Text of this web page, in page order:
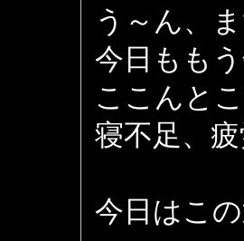
う～ん、
今日ももう
ここんと
寝不足、
今日はこ